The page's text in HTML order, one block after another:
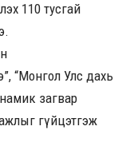
110 тусгай
“Монгол Улс дахь
загвар
гүйцэтгэж